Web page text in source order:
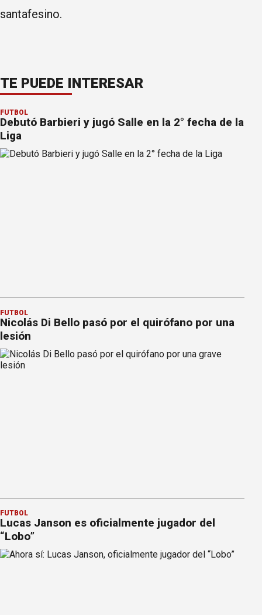
santafesino.
TE PUEDE INTERESAR
FÚTBOL
Debutó Barbieri y jugó Salle en la 2° fecha de la
Liga
FÚTBOL
Nicolás Di Bello pasó por el quirófano por una
lesión
FÚTBOL
Lucas Janson es oficialmente jugador del
“Lobo”